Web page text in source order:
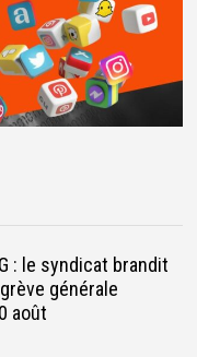
: le syndicat brandit
générale
août